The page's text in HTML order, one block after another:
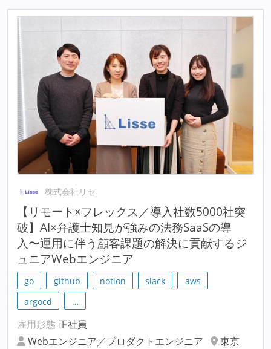
株式会社リセ
【リモート×フレックス／導入社数5000社突
破】AI×弁護士知見が強みの法務SaaSの導
入〜運用に伴う顧客課題の解決に貢献するジ
ュニアWebエンジニア
go github notion slack
aws
argocd
…
雇用形態 正社員
Webエンジニア／プロダクトエンジニア
東京